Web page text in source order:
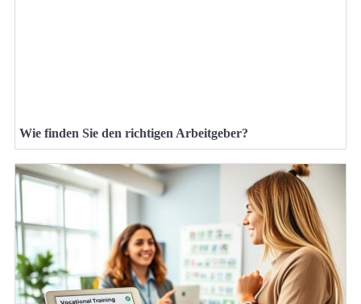
Wie finden Sie den richtigen Arbeitgeber?